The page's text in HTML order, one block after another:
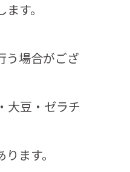
す。
う場合がござ
大豆・ゼラチ
ます。